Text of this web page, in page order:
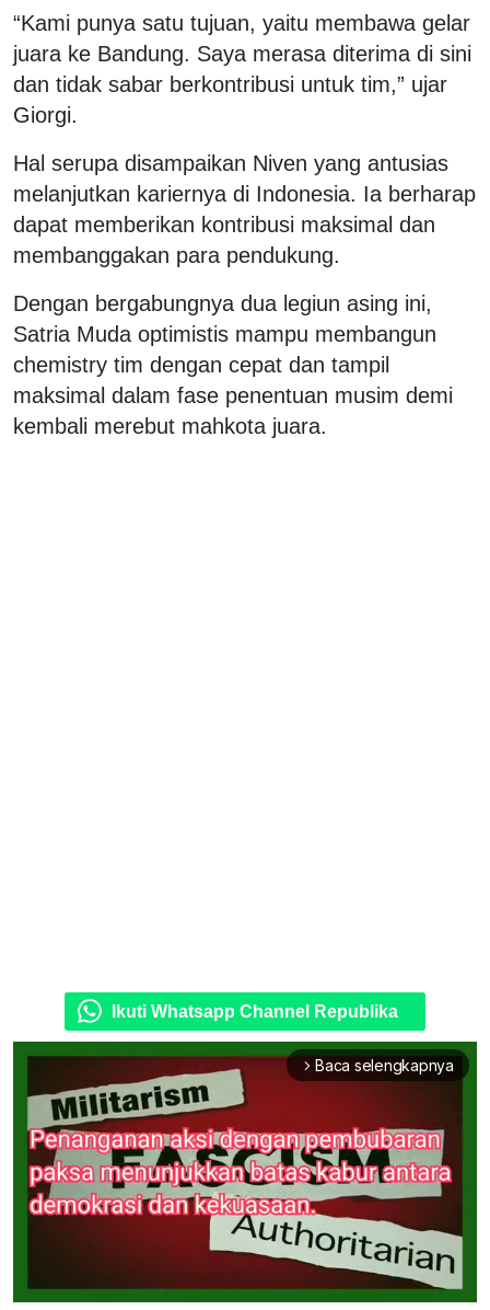
“Kami punya satu tujuan, yaitu membawa gelar
juara ke Bandung. Saya merasa diterima di sini
dan tidak sabar berkontribusi untuk tim,” ujar
Giorgi.
Hal serupa disampaikan Niven yang antusias
melanjutkan kariernya di Indonesia. Ia berharap
dapat memberikan kontribusi maksimal dan
membanggakan para pendukung.
Dengan bergabungnya dua legiun asing ini,
Satria Muda optimistis mampu membangun
chemistry tim dengan cepat dan tampil
maksimal dalam fase penentuan musim demi
kembali merebut mahkota juara.
Ikuti Whatsapp Channel Republika
arrow_forward_ios Baca selengkapnya